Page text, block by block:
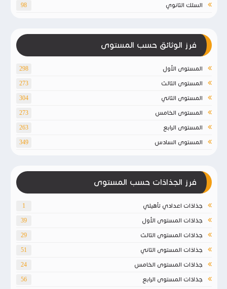
السلك الثانوي 98
فرز الوثائق حسب المستوى
المستوى الأول 298
المستوى الثالث 273
المستوى الثاني 304
المستوى الخامس 273
المستوى الرابع 263
المستوى السادس 349
فرز الجذاذات حسب المستوى
جذاذات اعدادي تأهيلي 1
جذاذات المستوى الأول 39
جذاذات المستوى الثالث 29
جذاذات المستوى الثاني 51
جذاذات المستوى الخامس 24
جذاذات المستوى الرابع 56